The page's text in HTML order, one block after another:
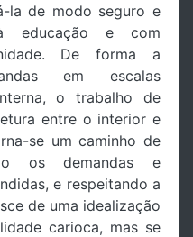
la de modo seguro e
educação e com
De forma a
em escalas
o trabalho de
entre o interior e
se um caminho de
os demandas e
e respeitando a
de uma idealização
carioca, mas se